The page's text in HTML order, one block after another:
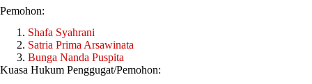
Pemohon:
Shafa Syahrani
Satria Prima Arsawinata
Bunga Nanda Puspita
Kuasa Hukum Penggugat/Pemohon: